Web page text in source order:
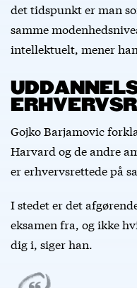
det tidspunkt er man
samme
intellektuelt, mener
Gojko Barjamovic
Harvard og de andre
er erhvervsrettede på
I stedet er det
eksamen fra, og ikke
dig i, siger han.